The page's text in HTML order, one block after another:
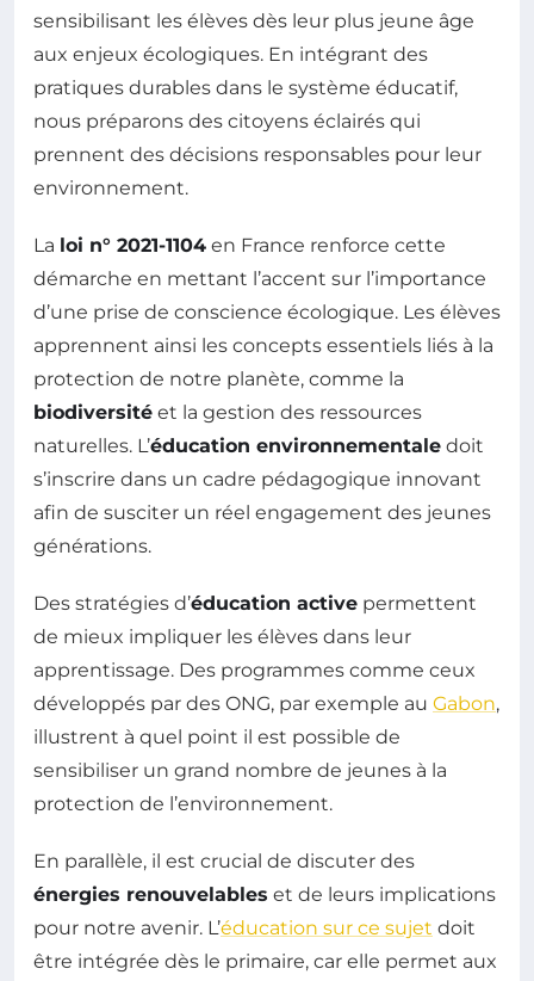
sensibilisant les élèves dès leur plus jeune âge
aux enjeux écologiques. En intégrant des
pratiques durables dans le système éducatif,
nous préparons des citoyens éclairés qui
prennent des décisions responsables pour leur
environnement.
La loi n° 2021-1104 en France renforce cette
démarche en mettant l’accent sur l’importance
d’une prise de conscience écologique. Les élèves
apprennent ainsi les concepts essentiels liés à la
protection de notre planète, comme la
biodiversité et la gestion des ressources
naturelles. L’éducation environnementale doit
s’inscrire dans un cadre pédagogique innovant
afin de susciter un réel engagement des jeunes
générations.
Des stratégies d’éducation active permettent
de mieux impliquer les élèves dans leur
apprentissage. Des programmes comme ceux
développés par des ONG, par exemple au Gabon,
illustrent à quel point il est possible de
sensibiliser un grand nombre de jeunes à la
protection de l’environnement.
En parallèle, il est crucial de discuter des
énergies renouvelables et de leurs implications
pour notre avenir. L’éducation sur ce sujet doit
être intégrée dès le primaire, car elle permet aux